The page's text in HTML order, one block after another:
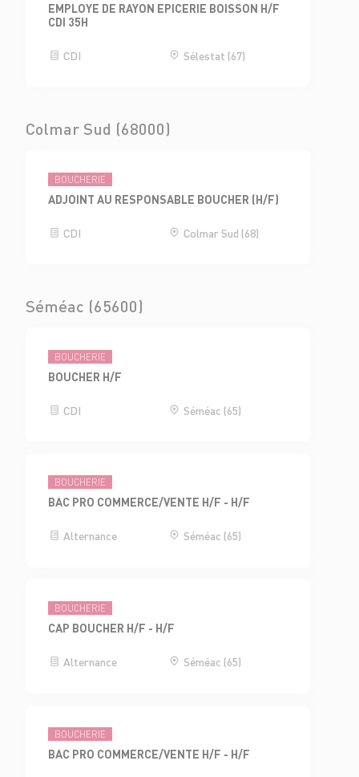
EMPLOYE DE RAYON EPICERIE BOISSON H/F
CDI 35H
CDI Sélestat (67)
Colmar Sud (68000)
BOUCHERIE
ADJOINT AU RESPONSABLE BOUCHER (H/F)
CDI Colmar Sud (68)
Séméac (65600)
BOUCHERIE
BOUCHER H/F
CDI Séméac (65)
BOUCHERIE
BAC PRO COMMERCE/VENTE H/F - H/F
Alternance Séméac (65)
BOUCHERIE
CAP BOUCHER H/F - H/F
Alternance Séméac (65)
BOUCHERIE
BAC PRO COMMERCE/VENTE H/F - H/F